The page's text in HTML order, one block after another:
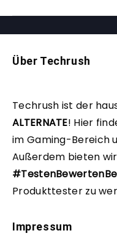
Über Techrush
Techrush ist der
ALTERNATE! Hier
im Gaming-Bereich
Außerdem bieten
Produkttester zu
Impressum